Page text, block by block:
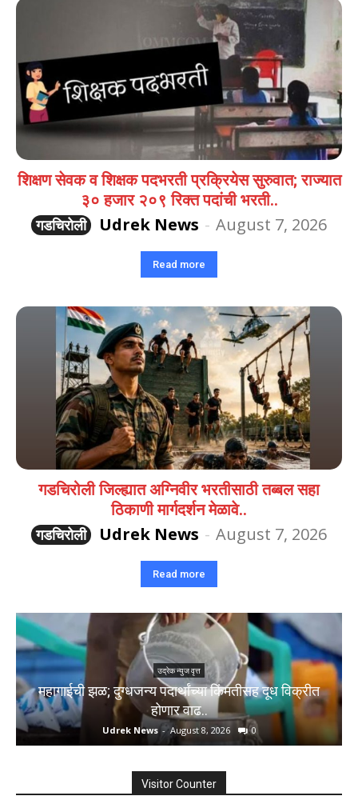
शिक्षण सेवक व शिक्षक पदभरती प्रक्रियेस सुरुवात; राज्यात
३० हजार २०९ रिक्त पदांची भरती..
गडचिरोली
Udrek News - August 7, 2026
Read more
गडचिरोली जिल्ह्यात अग्निवीर भरतीसाठी तब्बल सहा
ठिकाणी मार्गदर्शन मेळावे..
गडचिरोली
Udrek News - August 7, 2026
Read more
उद्रेक न्युज वृत्त
महागाईची झळ; दुग्धजन्य पदार्थांच्या किंमतीसह दूध विक्रीत
होणार वाढ..
Udrek News - August 8, 2026 0
Visitor Counter